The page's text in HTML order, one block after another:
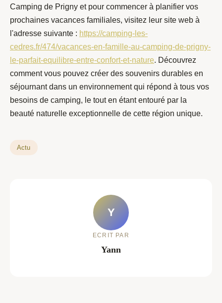
Camping de Prigny et pour commencer à planifier vos
prochaines vacances familiales, visitez leur site web à
l'adresse suivante : https://camping-les-
cedres.fr/474/vacances-en-famille-au-camping-de-prigny-
le-parfait-equilibre-entre-confort-et-nature. Découvrez
comment vous pouvez créer des souvenirs durables en
séjournant dans un environnement qui répond à tous vos
besoins de camping, le tout en étant entouré par la
beauté naturelle exceptionnelle de cette région unique.
Actu
Y
ECRIT PAR
Yann